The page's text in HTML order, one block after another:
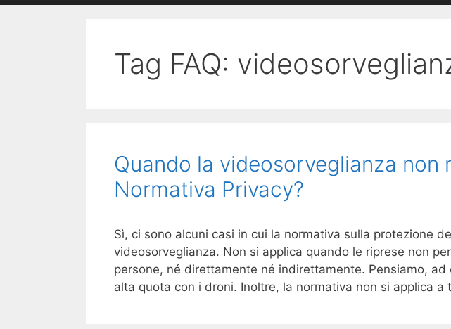
Tag FAQ:
Quando la videosorveglianza non
Normativa Privacy?
Sì, ci sono alcuni casi in cui la normativa sulla protezione
videosorveglianza. Non si applica quando le riprese non
persone, né direttamente né indirettamente. Pensiamo,
alta quota con i droni. Inoltre, la normativa non si applica